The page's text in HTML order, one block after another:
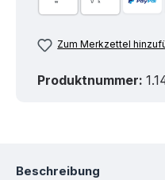
Zum Merkzettel
Produktnummer:
Beschreibung